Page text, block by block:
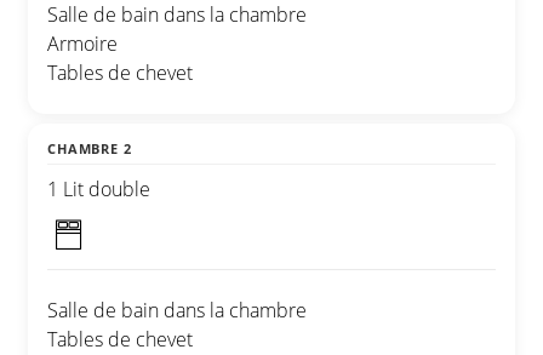
Salle de bain dans la chambre
Armoire
Tables de chevet
CHAMBRE 2
1 Lit double
Salle de bain dans la chambre
Tables de chevet